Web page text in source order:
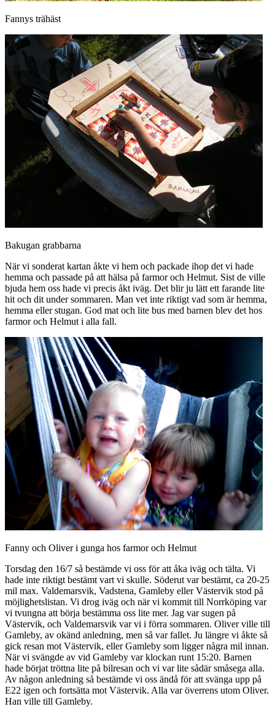
Fannys trähäst
Bakugan grabbarna
När vi sonderat kartan åkte vi hem och packade ihop det vi hade
hemma och passade på att hälsa på farmor och Helmut. Sist de ville
bjuda hem oss hade vi precis åkt iväg. Det blir ju lätt ett farande lite
hit och dit under sommaren. Man vet inte riktigt vad som är hemma,
hemma eller stugan. God mat och lite bus med barnen blev det hos
farmor och Helmut i alla fall.
Fanny och Oliver i gunga hos farmor och Helmut
Torsdag den 16/7 så bestämde vi oss för att åka iväg och tälta. Vi
hade inte riktigt bestämt vart vi skulle. Söderut var bestämt, ca 20-25
mil max. Valdemarsvik, Vadstena, Gamleby eller Västervik stod på
möjlighetslistan. Vi drog iväg och när vi kommit till Norrköping var
vi tvungna att börja bestämma oss lite mer. Jag var sugen på
Västervik, och Valdemarsvik var vi i förra sommaren. Oliver ville till
Gamleby, av okänd anledning, men så var fallet. Ju längre vi åkte så
gick resan mot Västervik, eller Gamleby som ligger några mil innan.
När vi svängde av vid Gamleby var klockan runt 15:20. Barnen
hade börjat tröttna lite på bilresan och vi var lite sådär småsega alla.
Av någon anledning så bestämde vi oss ändå för att svänga upp på
E22 igen och fortsätta mot Västervik. Alla var överrens utom Oliver.
Han ville till Gamleby.